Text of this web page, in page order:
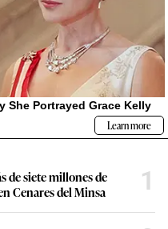
de siete millones de
Cenares del Minsa
1